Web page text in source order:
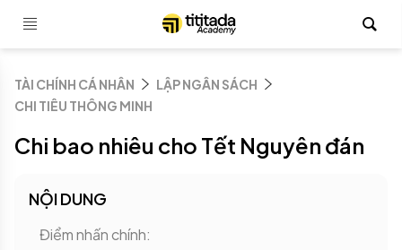
TÀI CHÍNH CÁ NHÂN
LẬP NGÂN SÁCH
CHI TIÊU THÔNG MINH
Chi bao nhiêu cho Tết Nguyên đán
NỘI DUNG
Điểm nhấn chính: